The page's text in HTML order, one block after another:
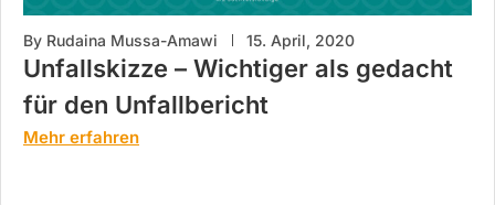
By Rudaina Mussa-Amawi 15. April, 2020
Unfallskizze – Wichtiger als gedacht
für den Unfallbericht
Mehr erfahren